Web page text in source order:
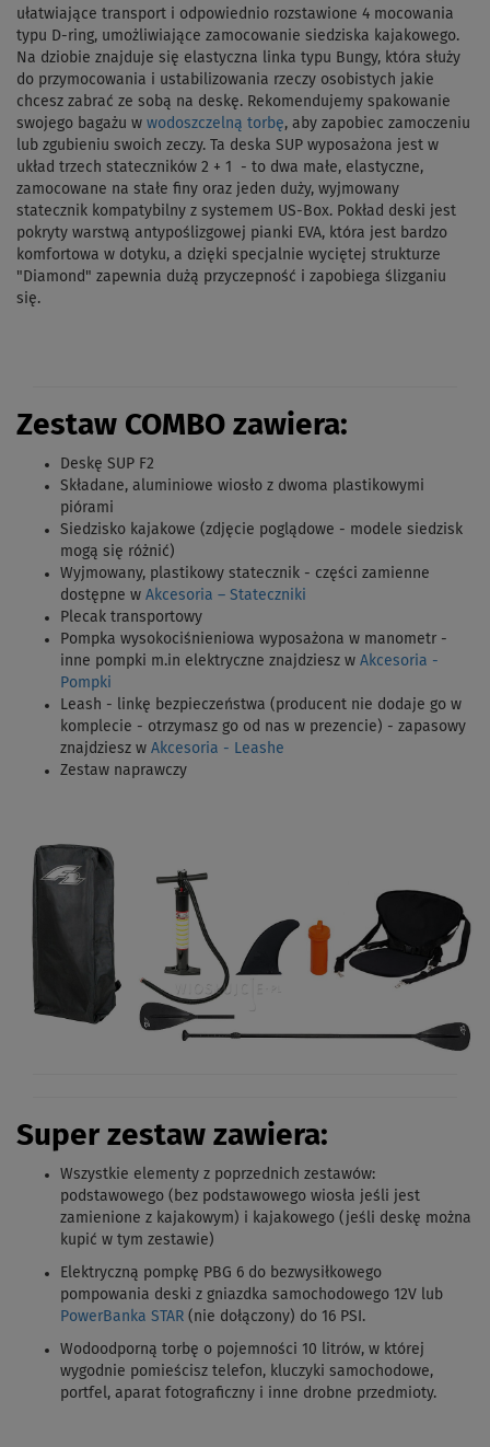
ułatwiające transport i odpowiednio rozstawione 4 mocowania
typu D-ring, umożliwiające zamocowanie siedziska kajakowego.
Na dziobie znajduje się elastyczna linka typu Bungy, która służy
do przymocowania i ustabilizowania rzeczy osobistych jakie
chcesz zabrać ze sobą na deskę. Rekomendujemy spakowanie
swojego bagażu w wodoszczelną torbę, aby zapobiec zamoczeniu
lub zgubieniu swoich zeczy. Ta deska SUP wyposażona jest w
układ trzech stateczników 2 + 1 - to dwa małe, elastyczne,
zamocowane na stałe finy oraz jeden duży, wyjmowany
statecznik kompatybilny z systemem US-Box. Pokład deski jest
pokryty warstwą antypoślizgowej pianki EVA, która jest bardzo
komfortowa w dotyku, a dzięki specjalnie wyciętej strukturze
"Diamond" zapewnia dużą przyczepność i zapobiega ślizganiu
się.
Zestaw COMBO zawiera:
Deskę SUP F2
Składane, aluminiowe wiosło z dwoma plastikowymi
piórami
Siedzisko kajakowe (zdjęcie poglądowe - modele siedzisk
mogą się różnić)
Wyjmowany, plastikowy statecznik - części zamienne
dostępne w Akcesoria – Stateczniki
Plecak transportowy
Pompka wysokociśnieniowa wyposażona w manometr -
inne pompki m.in elektryczne znajdziesz w Akcesoria -
Pompki
Leash - linkę bezpieczeństwa (producent nie dodaje go w
komplecie - otrzymasz go od nas w prezencie) - zapasowy
znajdziesz w Akcesoria - Leashe
Zestaw naprawczy
Super zestaw zawiera:
Wszystkie elementy z poprzednich zestawów:
podstawowego (bez podstawowego wiosła jeśli jest
zamienione z kajakowym) i kajakowego (jeśli deskę można
kupić w tym zestawie)
Elektryczną pompkę PBG 6 do bezwysiłkowego
pompowania deski z gniazdka samochodowego 12V lub
PowerBanka STAR (nie dołączony) do 16 PSI.
Wodoodporną torbę o pojemności 10 litrów, w której
wygodnie pomieścisz telefon, kluczyki samochodowe,
portfel, aparat fotograficzny i inne drobne przedmioty.